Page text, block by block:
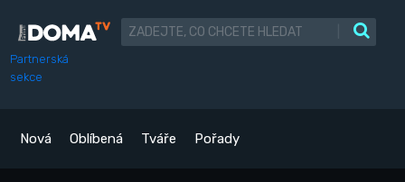
Partnerská
sekce
Nová Oblíbená Tváře Pořady